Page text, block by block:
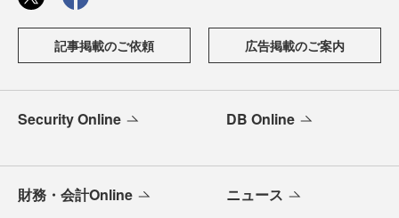
記事掲載のご依頼 広告掲載のご案内
Security Online DB Online
財務・会計Online ニュース